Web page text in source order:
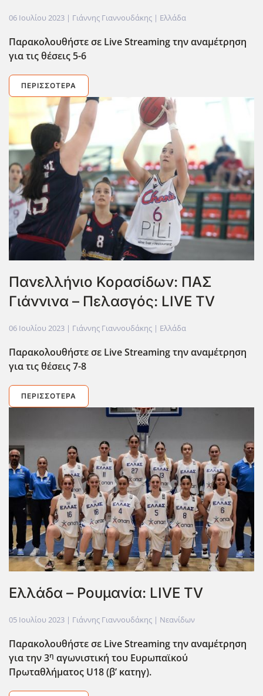
06 Ιουλίου 2023 | Γιάννης Γιαννουδάκης | Ελλάδα
Παρακολουθήστε σε LiveStreamingτην αναμέτρηση
για τις θέσεις 5-6
ΠΕΡΙΣΣΌΤΕΡΑ
Πανελλήνιο Κορασίδων: ΠΑΣ
Γιάννινα – Πελασγός: LIVE TV
06 Ιουλίου 2023 | Γιάννης Γιαννουδάκης | Ελλάδα
Παρακολουθήστε σε LiveStreamingτην αναμέτρηση
για τις θέσεις 7-8
ΠΕΡΙΣΣΌΤΕΡΑ
Ελλάδα – Ρουμανία: LIVE TV
05 Ιουλίου 2023 | Γιάννης Γιαννουδάκης | Νεανίδων
Παρακολουθήστε σε LiveStreamingτην αναμέτρηση
για την 3η αγωνιστική του Ευρωπαϊκού
Πρωταθλήματος U18 (β’ κατηγ).